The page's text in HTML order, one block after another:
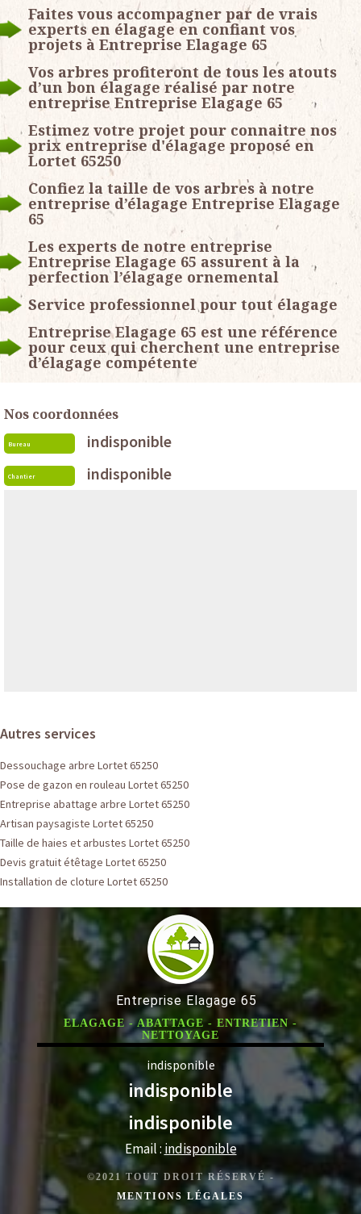
Faites vous accompagner par de vrais
experts en élagage en confiant vos
projets à Entreprise Elagage 65
Vos arbres profiteront de tous les atouts
d’un bon élagage réalisé par notre
entreprise Entreprise Elagage 65
Estimez votre projet pour connaitre nos
prix entreprise d'élagage proposé en
Lortet 65250
Confiez la taille de vos arbres à notre
entreprise d’élagage Entreprise Elagage
65
Les experts de notre entreprise
Entreprise Elagage 65 assurent à la
perfection l’élagage ornemental
Service professionnel pour tout élagage
Entreprise Elagage 65 est une référence
pour ceux qui cherchent une entreprise
d’élagage compétente
Nos coordonnées
Bureau indisponible
Chantier indisponible
Autres services
Dessouchage arbre Lortet 65250
Pose de gazon en rouleau Lortet 65250
Entreprise abattage arbre Lortet 65250
Artisan paysagiste Lortet 65250
Taille de haies et arbustes Lortet 65250
Devis gratuit étêtage Lortet 65250
Installation de cloture Lortet 65250
Entreprise Elagage 65
ELAGAGE - ABATTAGE - ENTRETIEN -
NETTOYAGE
indisponible
indisponible
indisponible
Email : indisponible
©2021 TOUT DROIT RÉSERVÉ -
MENTIONS LÉGALES